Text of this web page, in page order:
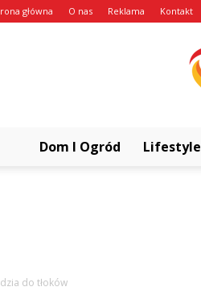
główna O nas Reklama Kontakt
Dom I Ogród Lifestyle
do tłoków